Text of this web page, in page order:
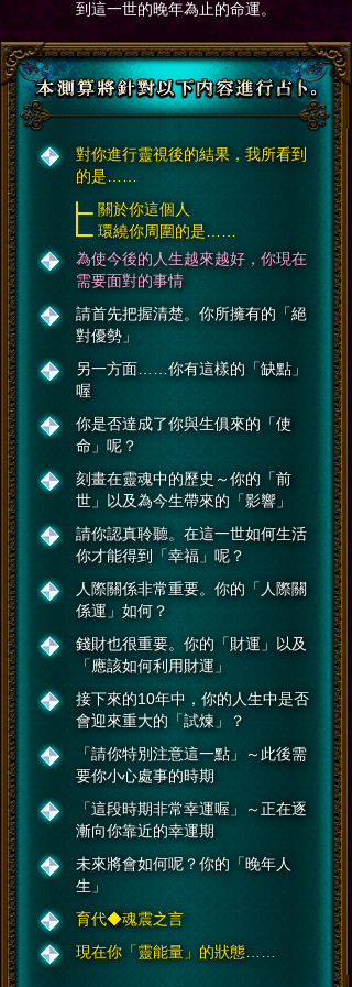
到這一世的晚年為止的命運。
對你進行靈視後的結果，我所看到
的是……
關於你這個人
環繞你周圍的是……
為使今後的人生越來越好，你現在
需要面對的事情
請首先把握清楚。你所擁有的「絕
對優勢」
另一方面……你有這樣的「缺點」
喔
你是否達成了你與生俱來的「使
命」呢？
刻畫在靈魂中的歷史～你的「前
世」以及為今生帶來的「影響」
請你認真聆聽。在這一世如何生活
你才能得到「幸福」呢？
人際關係非常重要。你的「人際關
係運」如何？
錢財也很重要。你的「財運」以及
「應該如何利用財運」
接下來的10年中，你的人生中是否
會迎來重大的「試煉」？
「請你特別注意這一點」～此後需
要你小心處事的時期
「這段時期非常幸運喔」～正在逐
漸向你靠近的幸運期
未來將會如何呢？你的「晚年人
生」
育代◆魂震之言
現在你「靈能量」的狀態……